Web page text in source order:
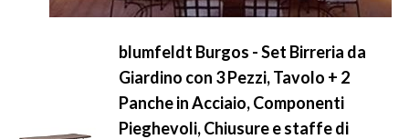
blumfeldt Burgos - Set Birreria da
Giardino con 3 Pezzi, Tavolo + 2
Panche in Acciaio, Componenti
Pieghevoli, Chiusure e staffe di